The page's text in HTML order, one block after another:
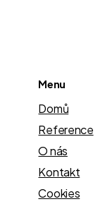
Menu
Domů
Reference
O nás
Kontakt
Cookies